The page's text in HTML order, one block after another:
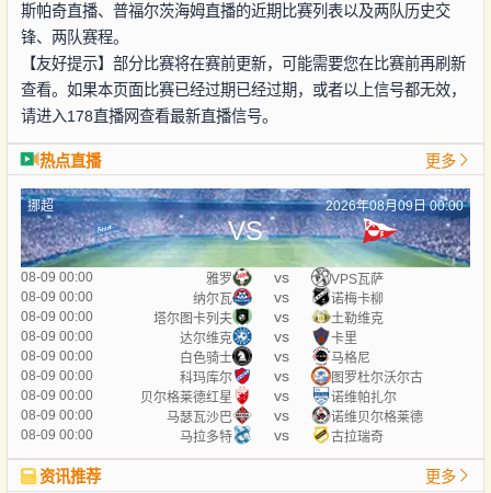
斯帕奇直播、普福尔茨海姆直播的近期比赛列表以及两队历史交
锋、两队赛程。
【友好提示】部分比赛将在赛前更新，可能需要您在比赛前再刷新
查看。如果本页面比赛已经过期已经过期，或者以上信号都无效，
请进入178直播网查看最新直播信号。
热点直播 更多
挪超 2026年08月09日 00:00
VS
08-09 00:00 雅罗 vs
VPS瓦萨
08-09 00:00
纳尔瓦 vs
诺梅卡柳
08-09 00:00
塔尔图卡列夫 vs
土勒维克
08-09 00:00
达尔维克 vs
卡里
08-09 00:00
白色骑士 vs
马格尼
08-09 00:00
科玛库尔 vs
图罗杜尔沃尔古
08-09 00:00
贝尔格莱德红星 vs
诺维帕扎尔
08-09 00:00
马瑟瓦沙巴 vs
诺维贝尔格莱德
08-09 00:00
马拉多特 vs 古拉瑞奇
资讯推荐 更多